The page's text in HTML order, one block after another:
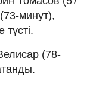
минут),
(78-